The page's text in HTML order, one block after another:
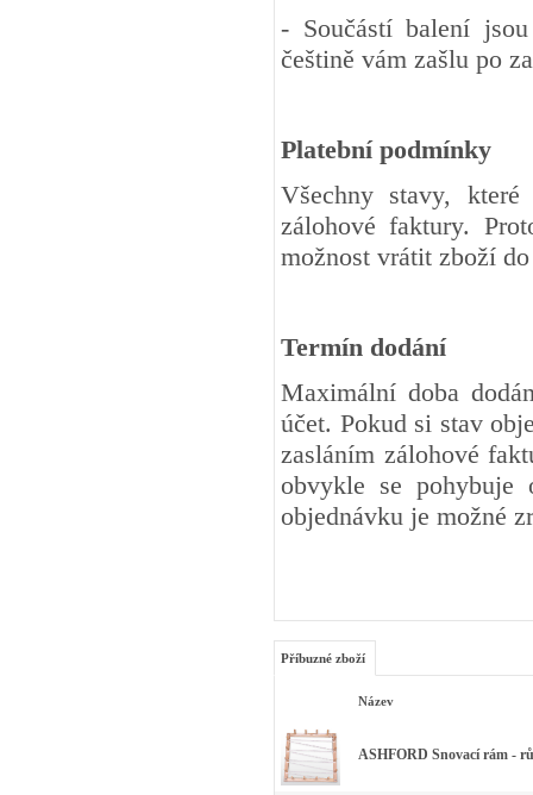
- Součástí balení
češtině vám zašlu po
Platební podmínky
Všechny stavy,
zálohové faktury.
možnost vrátit zboží
Termín dodání
Maximální doba
účet. Pokud si stav
zasláním zálohové
obvykle se pohybuje
objednávku je možné
Příbuzné zboží
Název
ASHFORD Snovací rám -